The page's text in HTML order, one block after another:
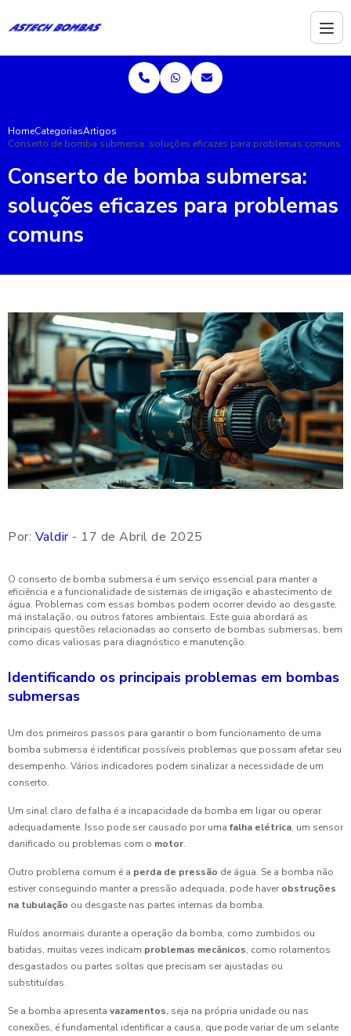
HomeCategoriasArtigos
Conserto de bomba submersa: soluções eficazes para problemas comuns
Conserto de bomba submersa:
soluções eficazes para problemas
comuns
Por: Valdir- 17 de Abril de 2025
O conserto de bomba submersa é um serviço essencial para manter a
eficiência e a funcionalidade de sistemas de irrigação e abastecimento de
água. Problemas com essas bombas podem ocorrer devido ao desgaste,
má instalação, ou outros fatores ambientais. Este guia abordará as
principais questões relacionadas ao conserto de bombas submersas, bem
como dicas valiosas para diagnóstico e manutenção.
Identificando os principais problemas em bombas
submersas
Um dos primeiros passos para garantir o bom funcionamento de uma
bomba submersa é identificar possíveis problemas que possam afetar seu
desempenho. Vários indicadores podem sinalizar a necessidade de um
conserto.
Um sinal claro de falha é a incapacidade da bomba em ligar ou operar
adequadamente. Isso pode ser causado por uma falha elétrica, um sensor
danificado ou problemas com o motor.
Outro problema comum é a perda de pressão de água. Se a bomba não
estiver conseguindo manter a pressão adequada, pode haver obstruções
na tubulação ou desgaste nas partes internas da bomba.
Ruídos anormais durante a operação da bomba, como zumbidos ou
batidas, muitas vezes indicam problemas mecânicos, como rolamentos
desgastados ou partes soltas que precisam ser ajustadas ou
substituídas.
Se a bomba apresenta vazamentos, seja na própria unidade ou nas
conexões, é fundamental identificar a causa, que pode variar de um selante